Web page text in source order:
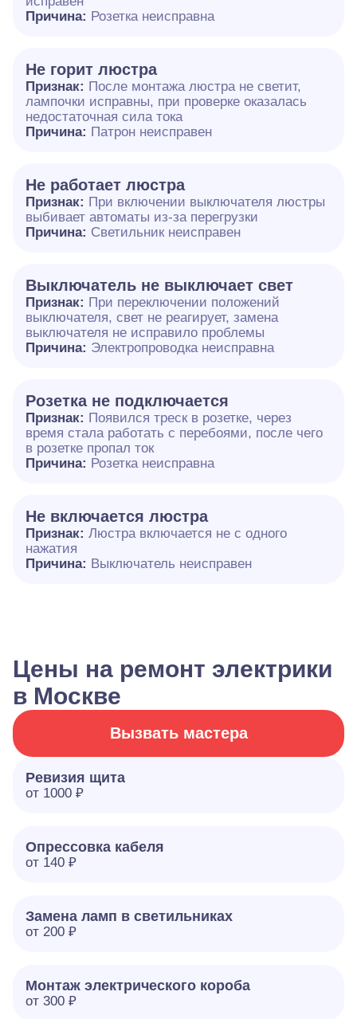
Причина: Розетка неисправна
Не горит люстра
Признак: После монтажа люстра не светит,
лампочки исправны, при проверке оказалась
недостаточная сила тока
Причина: Патрон неисправен
Не работает люстра
Признак: При включении выключателя люстры
выбивает автоматы из-за перегрузки
Причина: Светильник неисправен
Выключатель не выключает свет
Признак: При переключении положений
выключателя, свет не реагирует, замена
выключателя не исправило проблемы
Причина: Электропроводка неисправна
Розетка не подключается
Признак: Появился треск в розетке, через
время стала работать с перебоями, после чего
в розетке пропал ток
Причина: Розетка неисправна
Не включается люстра
Признак: Люстра включается не с одного
нажатия
Причина: Выключатель неисправен
Цены на ремонт электрики
в Москве
Вызвать мастера
Ревизия щита
от 1000 ₽
Опрессовка кабеля
от 140 ₽
Замена ламп в светильниках
от 200 ₽
Монтаж электрического короба
от 300 ₽